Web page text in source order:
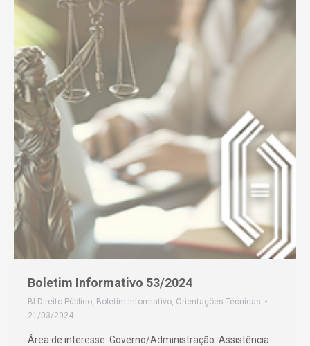
Boletim Informativo 53/2024
BI Direito Público, Boletim Informativo, Orientações Técnicas
21/03/2024
Área de interesse: Governo/Administração. Assistência